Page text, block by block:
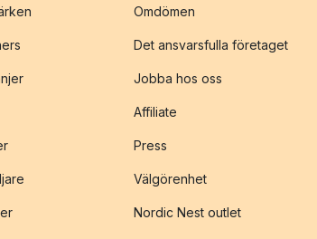
Omdömen
Det ansvarsfulla företaget
Jobba hos oss
Affiliate
Press
Välgörenhet
Nordic Nest outlet